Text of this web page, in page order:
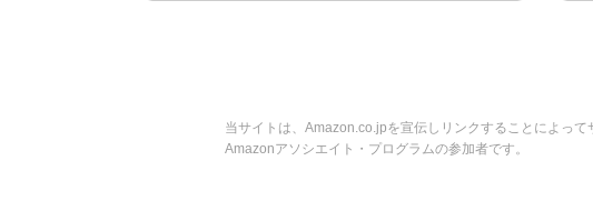
当サイトは、Amazon.co.jpを宣伝しリンクすることによっ
Amazonアソシエイト・プログラムの参加者です。